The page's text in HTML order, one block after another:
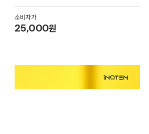
소비자가
25,000원